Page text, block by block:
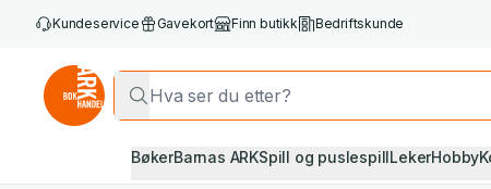
Kundeservice Gavekort Finn butikk Bedriftskunde
BøkerBarnas ARKSpill og puslespillLekerHobby